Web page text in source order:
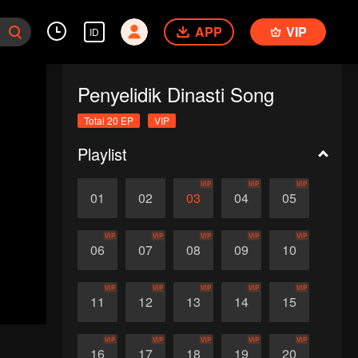
ID APP VIP
Penyelidik Dinasti Song
Total 20 EP VIP
Playlist
01 02 03
VIP
04
VIP
05
VIP
06
VIP
07
VIP
08
VIP
09
VIP
10
VIP
11
VIP
12
VIP
13
VIP
14
VIP
15
VIP
16
VIP
17
VIP
18
VIP
19
VIP
20
VIP